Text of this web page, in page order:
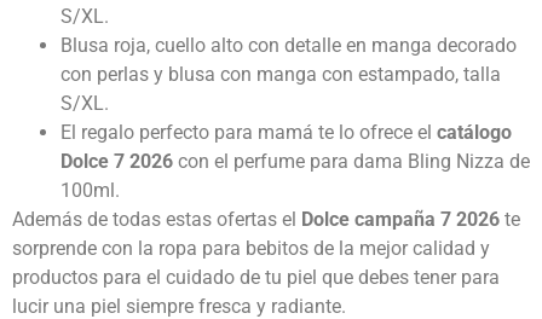
S/XL.
Blusa roja, cuello alto con detalle en manga decorado
con perlas y blusa con manga con estampado, talla
S/XL.
El regalo perfecto para mamá te lo ofrece el catálogo
Dolce 7 2026 con el perfume para dama Bling Nizza de
100ml.
Además de todas estas ofertas el Dolce campaña 7 2026 te
sorprende con la ropa para bebitos de la mejor calidad y
productos para el cuidado de tu piel que debes tener para
lucir una piel siempre fresca y radiante.